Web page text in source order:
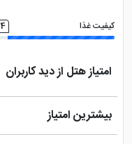
کیفیت غذا 4 از 5
امتیاز هتل از دید کاربران
بیشترین امتیاز